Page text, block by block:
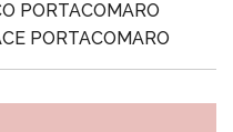
PORTACOMARO
PORTACOMARO